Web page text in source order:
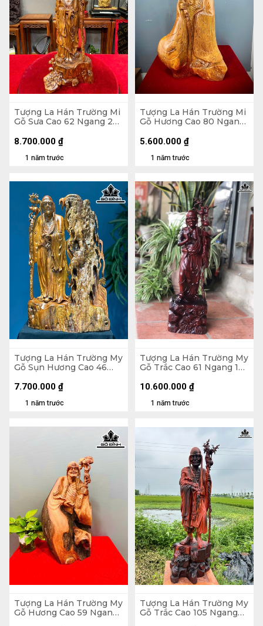
Tượng La Hán Trường Mi
Gỗ Sưa Cao 62 Ngang 23
1 năm trước
8.700.000 ₫
Tượng La Hán Trường Mi
Gỗ Hương Cao 80 Ngang
1 năm trước
5.600.000 ₫
Tượng La Hán Trường My
Gỗ Sụn Hương Cao 46
1 năm trước
7.700.000 ₫
Tượng La Hán Trường My
Gỗ Trắc Cao 61 Ngang 17
1 năm trước
10.600.000 ₫
Tượng La Hán Trường My
Gỗ Hương Cao 59 Ngang
Tượng La Hán Trường My
Gỗ Trắc Cao 105 Ngang